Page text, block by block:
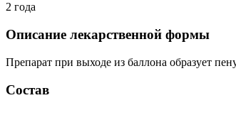
2 года
Описание лекарственной формы
Препарат при выходе из баллона образует
Состав